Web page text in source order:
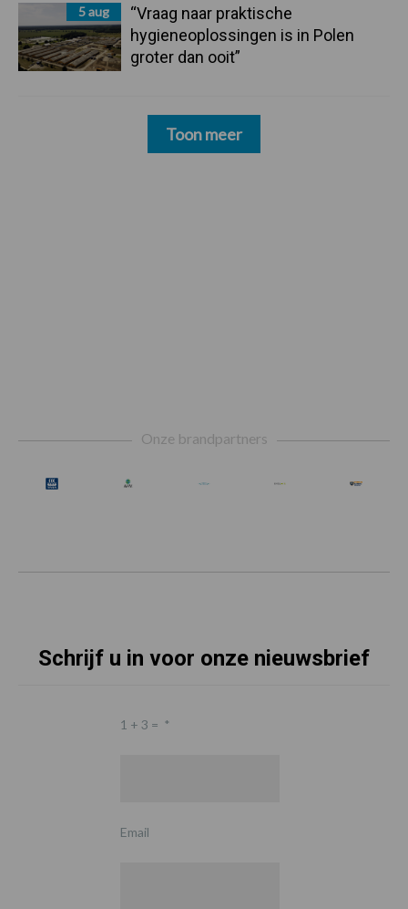
5 aug
“Vraag naar praktische
hygieneoplossingen is in Polen
groter dan ooit”
Toon meer
Onze brandpartners
Schrijf u in voor onze nieuwsbrief
1 + 3 = *
Email